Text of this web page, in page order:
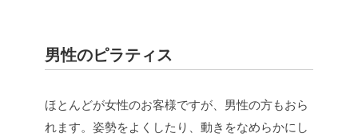
男性のピラティス
ほとんどが女性のお客様ですが、男性の方もおら
れます。姿勢をよくしたり、動きをなめらかにし